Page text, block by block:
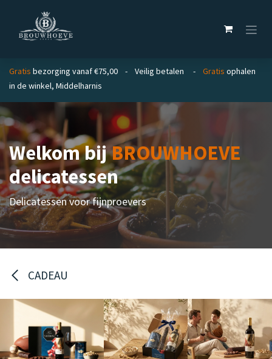
Overslaan naar inhoud
Gratis bezorging vanaf €75,00 - Veilig betalen - Gratis ophalen
in de winkel, Middelharnis
Welkom bijBROUWHOEVE
delicatessen
Delicatessen voor fijnproevers
CADEAU